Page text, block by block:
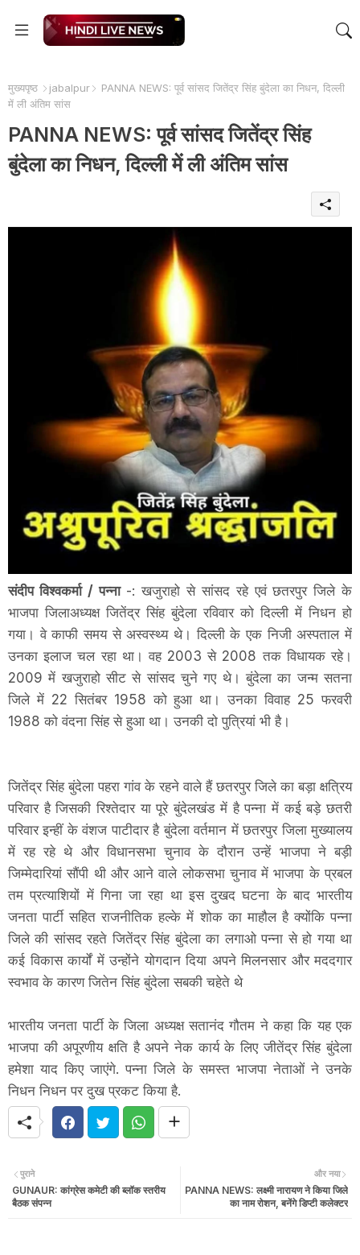
मुख्यपृष्ठ jabalpur
PANNA NEWS: पूर्व सांसद जितेंद्र सिंह बुंदेला का निधन, दिल्ली
में ली अंतिम सांस
PANNA NEWS: पूर्व सांसद जितेंद्र सिंह
बुंदेला का निधन, दिल्ली में ली अंतिम सांस
संदीप विश्वकर्मा / पन्ना-: खजुराहो से सांसद रहे एवं छतरपुर जिले के
भाजपा जिलाअध्यक्ष जितेंद्र सिंह बुंदेला रविवार को दिल्ली में निधन हो
गया। वे काफी समय से अस्वस्थ्य थे। दिल्ली के एक निजी अस्पताल में
उनका इलाज चल रहा था। वह 2003 से 2008 तक विधायक रहे।
2009 में खजुराहो सीट से सांसद चुने गए थे। बुंदेला का जन्म सतना
जिले में 22 सितंबर 1958 को हुआ था। उनका विवाह 25 फरवरी
1988 को वंदना सिंह से हुआ था। उनकी दो पुत्रियां भी है।
जितेंद्र सिंह बुंदेला पहरा गांव के रहने वाले हैं छतरपुर जिले का बड़ा क्षत्रिय
परिवार है जिसकी रिश्तेदार या पूरे बुंदेलखंड में है पन्ना में कई बड़े छतरी
परिवार इन्हीं के वंशज पाटीदार है बुंदेला वर्तमान में छतरपुर जिला मुख्यालय
में रह रहे थे और विधानसभा चुनाव के दौरान उन्हें भाजपा ने बड़ी
जिम्मेदारियां सौंपी थी और आने वाले लोकसभा चुनाव में भाजपा के प्रबल
तम प्रत्याशियों में गिना जा रहा था इस दुखद घटना के बाद भारतीय
जनता पार्टी सहित राजनीतिक हल्के में शोक का माहौल है क्योंकि पन्ना
जिले की सांसद रहते जितेंद्र सिंह बुंदेला का लगाओ पन्ना से हो गया था
कई विकास कार्यों में उन्होंने योगदान दिया अपने मिलनसार और मददगार
स्वभाव के कारण जितेन सिंह बुंदेला सबकी चहेते थे
भारतीय जनता पार्टी के जिला अध्यक्ष सतानंद गौतम ने कहा कि यह एक
भाजपा की अपूरणीय क्षति है अपने नेक कार्य के लिए जीतेंद्र सिंह बुंदेला
हमेशा याद किए जाएंगे. पन्ना जिले के समस्त भाजपा नेताओं ने उनके
निधन निधन पर दुख प्रकट किया है.
और नया
PANNA NEWS: लक्ष्मी नारायण ने किया जिले
का नाम रोशन, बनेंगे डिप्टी कलेक्टर
पुराने
GUNAUR: कांग्रेस कमेटी की ब्लॉक स्तरीय
बैठक संपन्न